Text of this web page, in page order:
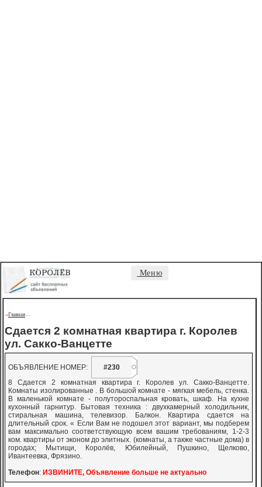
Меню
->Главная - -
Сдается 2 комнатная квартира г. Королев
ул. Сакко-Ванцетте
ОБЪЯВЛЕНИЕ НОМЕР:
#230
8 Сдается 2 комнатная квартира г. Королев ул. Сакко-Ванцетте.
Комнаты изолированные . В большой комнате - мягкая мебель, стенка.
В маленькой комнате - полутороспальная кровать, шкаф. На кухне
кухонный гарнитур. Бытовая техника : двухкамерный холодильник,
стиральная машина, телевизор. Балкон. Квартира сдается на
длительный срок. « Если Вам не подошел этот вариант, мы подберем
вам максимально соответствующую всем вашим требованиям, 1-2-3
ком. квартиры от эконом до элитных. (комнаты, а также частные дома) в
городах; Мытищи, Королёв, Юбилейный, Пушкино, Щелково,
Ивантеевка, Фрязино.
Телефон: ИЗВИНИТЕ, Объявление больше не актуально